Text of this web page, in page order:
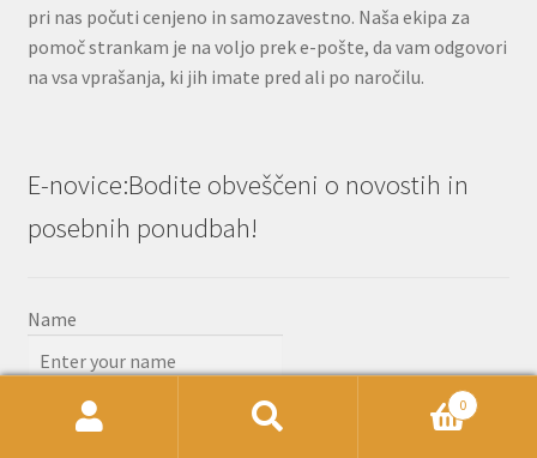
pri nas počuti cenjeno in samozavestno. Naša ekipa za
pomoč strankam je na voljo prek e-pošte, da vam odgovori
na vsa vprašanja, ki jih imate pred ali po naročilu.
E-novice:Bodite obveščeni o novostih in
posebnih ponudbah!
Name
0